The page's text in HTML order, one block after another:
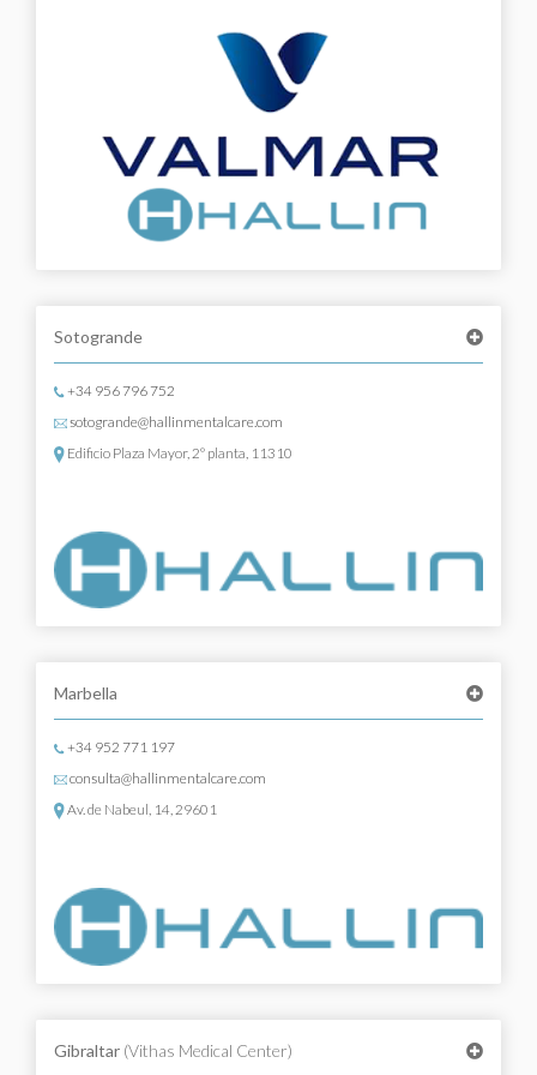
Sotogrande
+34 956 796 752
sotogrande@hallinmentalcare.com
Edificio Plaza Mayor, 2º planta, 11310
Marbella
+34 952 771 197
consulta@hallinmentalcare.com
Av. de Nabeul, 14, 29601
Gibraltar (Vithas Medical Center)